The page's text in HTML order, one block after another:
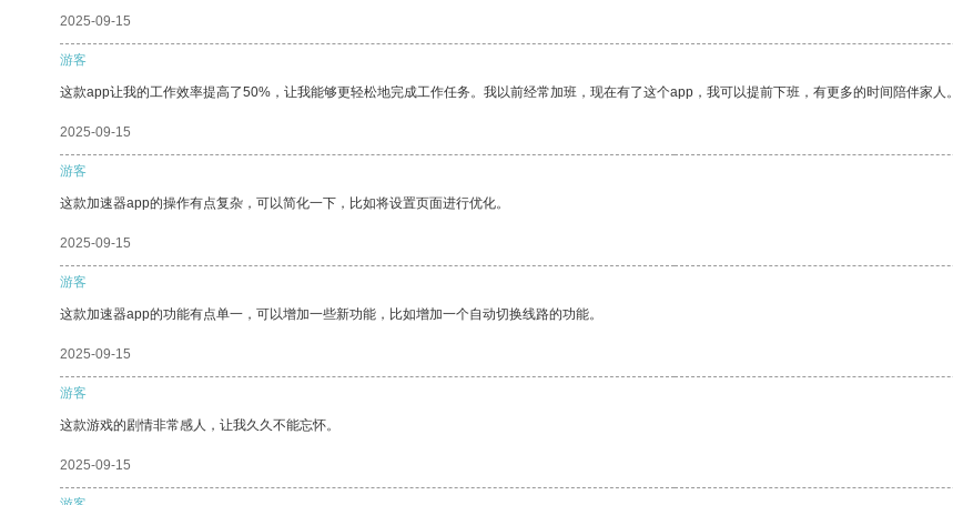
2025-09-15
游客
这款app让我的工作效率提高了50%，让我能够更轻松地完成工作任务。我以前经常加班，现在有了这个app，我可以提前下班，有更多的时间陪伴家人。
2025-09-15
游客
这款加速器app的操作有点复杂，可以简化一下，比如将设置页面进行优化。
2025-09-15
游客
这款加速器app的功能有点单一，可以增加一些新功能，比如增加一个自动切换线路的功能。
2025-09-15
游客
这款游戏的剧情非常感人，让我久久不能忘怀。
2025-09-15